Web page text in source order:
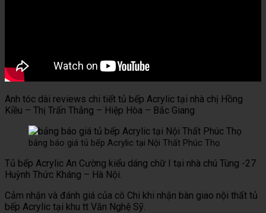
Anh tóc dài reviews chi tiết tủ bếp Acrylic tại nhà chị Hồng
Kiều – Thị Trấn Thắng – Hiệp Hòa – Bắc Giang
bảng báo giá tủ bếp Acrylic tại Nội Thất Phúc Thọ.
Tủ bếp Acrylic An Cường kiểu dáng chữ I tại nhà chú Tùng -27
Huỳnh Thức Kháng – Hà Nội.
Cảm nhận và đánh giá của cô Chi khi nhận bàn giao nội thất tủ
bếp Acrylic tại khu tt Văn Nghệ Sỹ.